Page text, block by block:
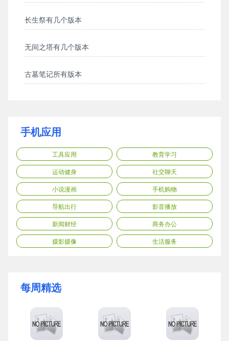
长生祭有几个版本
无间之塔有几个版本
古墓笔记所有版本
手机应用
工具应用 教育学习
运动健身 社交聊天
小说漫画 手机购物
导航出行 影音播放
新闻财经 商务办公
摄影摄像 生活服务
每周精选